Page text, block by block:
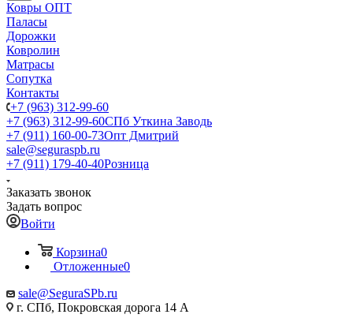
Ковры ОПТ
Паласы
Дорожки
Ковролин
Матрасы
Сопутка
Контакты
+7 (963) 312-99-60
+7 (963) 312-99-60СПб Уткина Заводь
+7 (911) 160-00-73Опт Дмитрий
sale@seguraspb.ru
+7 (911) 179-40-40Розница
Заказать звонок
Задать вопрос
Войти
Корзина0
Отложенные0
sale@SeguraSPb.ru
г. СПб, Покровская дорога 14 А